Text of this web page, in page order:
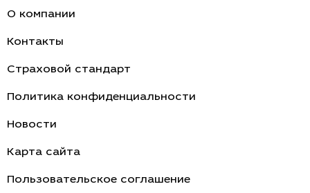
О компании
Контакты
Страховой стандарт
Политика конфиденциальности
Новости
Карта сайта
Пользовательское соглашение